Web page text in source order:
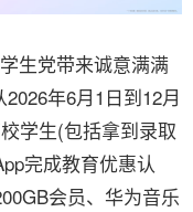
生党带来诚意满满
年6月1日到12月
学生(包括拿到录取
完成教育优惠认
会员、华为音乐